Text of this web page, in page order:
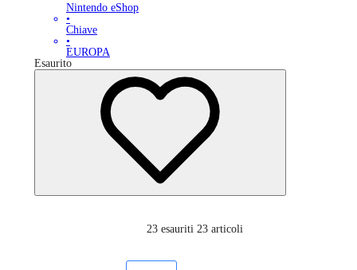
Nintendo eShop
•
Chiave
•
EUROPA
Esaurito
23 esauriti 23 articoli